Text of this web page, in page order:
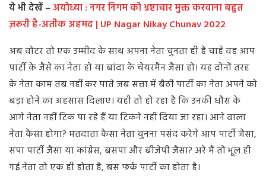
ये भी देखें – अयोध्या : नगर निगम को भ्रष्टाचार मुक्त करवाना बहुत
ज़रूरी है-अतीक अहमद | UP Nagar Nikay Chunav 2022
अब वोटर तो एक उम्मीद के साथ अपना नेता चुनता ही है चाहे वह आप
पार्टी के जैसे का नेता हो या बांदा के चेयरमैन जैसा हो। यह दोनों तरह
के नेता काम तब नहीं कर पाते जब सत्ता में बैठी पार्टी का नेता अपने को
बड़ा होने का अहसास दिलाए। यही तो हो रहा है कि उनकी धौंस के
आगे नेता नहीं टिक पा रहे हैं या टिकने नहीं दिया जा रहा। आने वाला
नेता कैसा होगा? मतदाता कैसा नेता चुनना पसंद करेंगे आप पार्टी जैसा,
सपा पार्टी जैसा या कांग्रेस, बसपा और बीजेपी जैसा? अरे मैं तो भूल ही
गई नेता तो एक ही होता है, बस फर्क पार्टी का होता है।